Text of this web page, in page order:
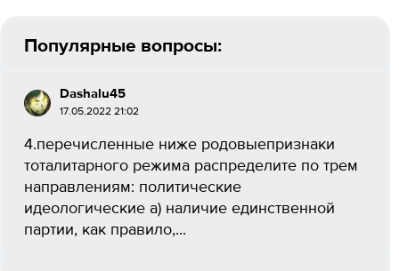
Популярные вопросы:
Dashalu45
17.05.2022 21:02
4.перечисленные ниже родовыепризнаки
тоталитарного режима распределите по трем
направлениям: политические
идеологические а) наличие единственной
партии, как правило,...